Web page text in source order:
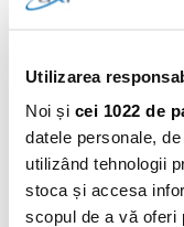
Utilizarea
Noi și cei 1022 de
datele personale,
utilizând tehnologii
stoca și accesa
scopul de a vă oferi